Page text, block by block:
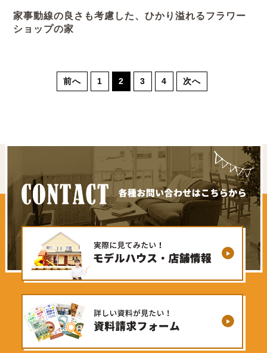
家事動線の良さも考慮した、ひかり溢れるフラワー
ショップの家
前へ 1 2 3 4 次へ